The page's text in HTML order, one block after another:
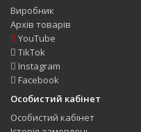
Виробник
Архів товарів
YouTube
TikTok
Instagram
Facebook
Особистий кабінет
Особистий кабінет